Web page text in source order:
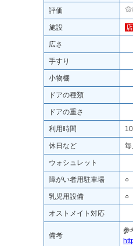
評価
施設 店
広さ
手すり
小物棚
ドアの種類
ドアの重さ
利用時間
休日など
ウォシュレット
障がい者用駐車場 ○
乳児用設備 ○
オストメイト対応
備考
参